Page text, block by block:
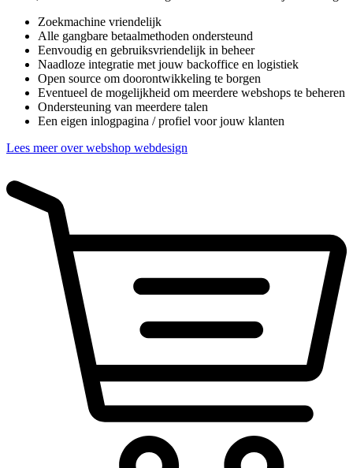
Zoekmachine vriendelijk
Alle gangbare betaalmethoden ondersteund
Eenvoudig en gebruiksvriendelijk in beheer
Naadloze integratie met jouw backoffice en logistiek
Open source om doorontwikkeling te borgen
Eventueel de mogelijkheid om meerdere webshops te beheren
Ondersteuning van meerdere talen
Een eigen inlogpagina / profiel voor jouw klanten
Lees meer over webshop webdesign